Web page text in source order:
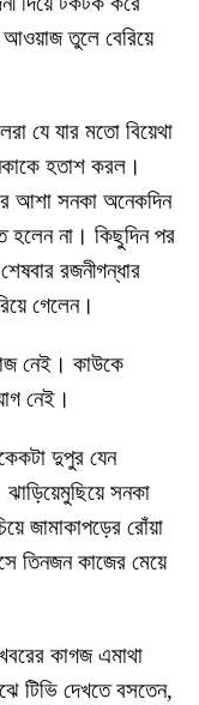
আওয়াজ তুলে বেরিয়ে
যে যার মতো বিয়েথা
হতাশ করল।
আশা সনকা অনেকদিন
হলেন না। কিছুদিন পর
রজনীগন্ধার
গেলেন।
নেই। কাউকে
নেই।
দুপুর যেন
সনকা
জামাকাপড়ের রোঁয়া
তিনজন কাজের মেয়ে
কাগজ এমাথা
টিভি দেখতে বসতেন,